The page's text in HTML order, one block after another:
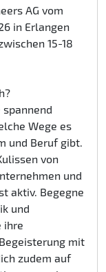
AG vom
in Erlangen
15-18
spannend
Wege es
und Beruf gibt.
von
und
aktiv. Begegne
und
ihre
mit
zudem auf